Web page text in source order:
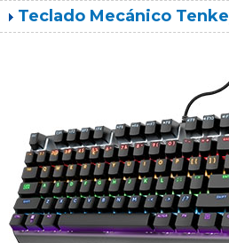
Teclado Mecánico